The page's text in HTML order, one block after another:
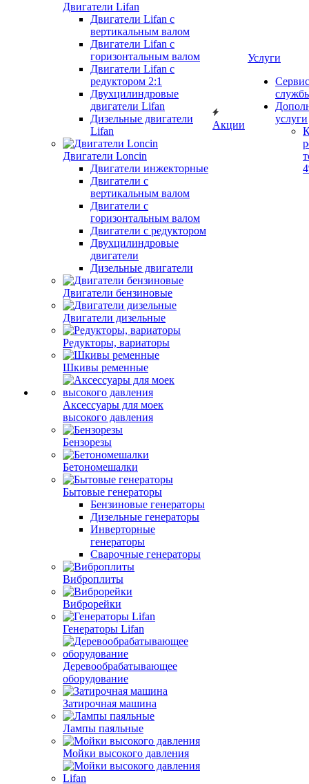
Двигатели Lifan
Двигатели Lifan с
вертикальным валом
Двигатели Lifan с
горизонтальным валом
Двигатели Lifan с
редуктором 2:1
Двухцилиндровые
двигатели Lifan
Дизельные двигатели
Lifan
Двигатели Loncin
Двигатели инжекторные
Двигатели с
вертикальным валом
Двигатели с
горизонтальным валом
Двигатели с редуктором
Двухцилиндровые
двигатели
Дизельные двигатели
Двигатели бензиновые
Двигатели дизельные
Редукторы, вариаторы
Шкивы ременные
Аксессуары для моек
высокого давления
Бензорезы
Бетономешалки
Бытовые генераторы
Бензиновые генераторы
Дизельные генераторы
Инверторные
генераторы
Сварочные генераторы
Виброплиты
Виброрейки
Генераторы Lifan
Деревообрабатывающее
оборудование
Затирочная машина
Лампы паяльные
Мойки высокого давления
Акции
Услуги
услуги